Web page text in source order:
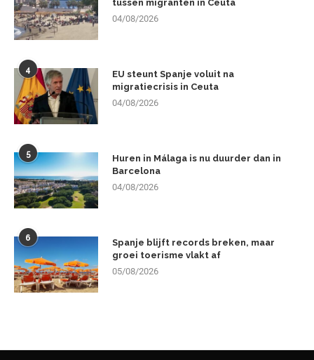
tussen migranten in Ceuta
04/08/2026
4
EU steunt Spanje voluit na
migratiecrisis in Ceuta
04/08/2026
5
Huren in Málaga is nu duurder dan in
Barcelona
04/08/2026
6
Spanje blijft records breken, maar
groei toerisme vlakt af
05/08/2026